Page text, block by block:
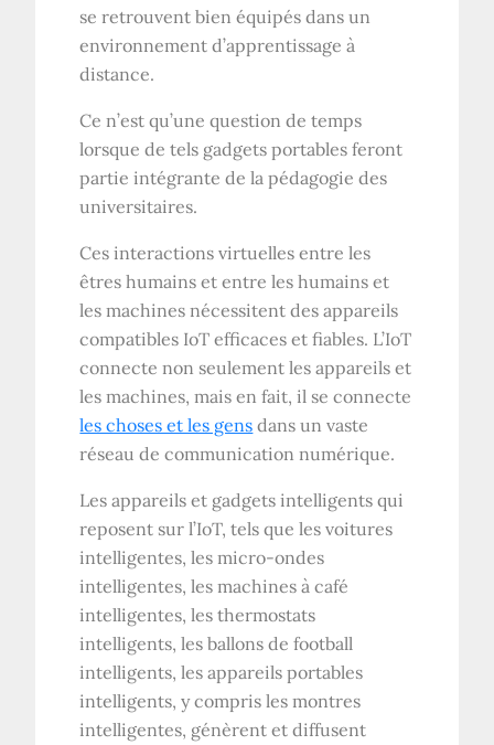
se retrouvent bien équipés dans un
environnement d’apprentissage à
distance.
Ce n’est qu’une question de temps
lorsque de tels gadgets portables feront
partie intégrante de la pédagogie des
universitaires.
Ces interactions virtuelles entre les
êtres humains et entre les humains et
les machines nécessitent des appareils
compatibles IoT efficaces et fiables. L’IoT
connecte non seulement les appareils et
les machines, mais en fait, il se connecte
les choses et les gens dans un vaste
réseau de communication numérique.
Les appareils et gadgets intelligents qui
reposent sur l’IoT, tels que les voitures
intelligentes, les micro-ondes
intelligentes, les machines à café
intelligentes, les thermostats
intelligents, les ballons de football
intelligents, les appareils portables
intelligents, y compris les montres
intelligentes, génèrent et diffusent